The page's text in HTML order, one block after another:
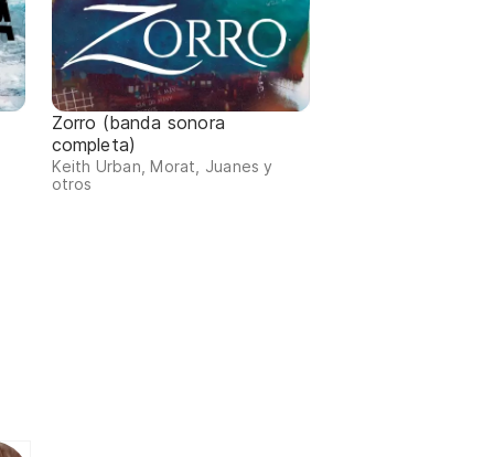
Zorro (banda sonora
completa)
Keith Urban, Morat, Juanes y
otros